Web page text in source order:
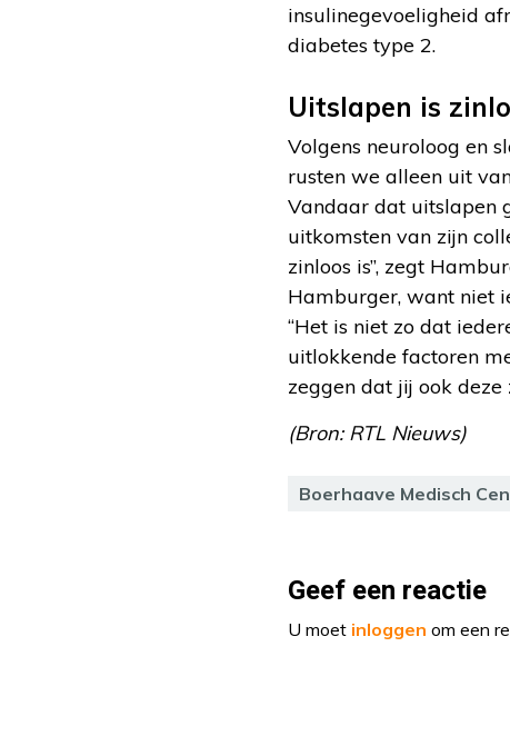
insulinegevoeligheid
diabetes type 2.
Uitslapen is
Volgens neuroloog en
rusten we alleen uit
Vandaar dat uitslapen
uitkomsten van zijn
zinloos is”, zegt
Hamburger, want niet
“Het is niet zo dat
uitlokkende factoren
zeggen dat jij ook deze
(Bron: RTL Nieuws)
Boerhaave Medisch
Geef een reactie
U moet inloggen om een